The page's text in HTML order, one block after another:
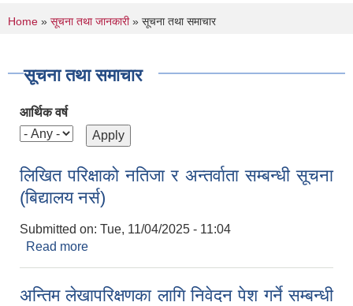
You are here
Home » सूचना तथा जानकारी» सूचना तथा समाचार
सूचना तथा समाचार
आर्थिक वर्ष
लिखित परिक्षाको नतिजा र अन्तर्वाता सम्बन्धी सूचना
(बिद्यालय नर्स)
Submitted on: Tue, 11/04/2025 - 11:04
Read more
अन्तिम लेखापरिक्षणका लागि निवेदन पेश गर्ने सम्बन्धी